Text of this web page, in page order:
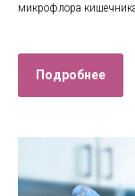
микрофлора кишечника
Подробнее